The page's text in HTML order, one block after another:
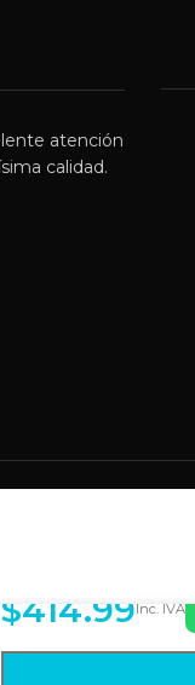
atención
calidad.
$414.99Inc. IVA